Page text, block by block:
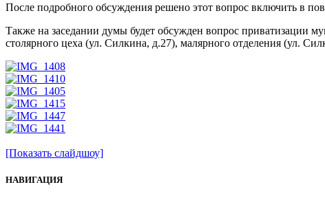
После подробного обсуждения решено этот вопрос включить в
Также на заседании думы будет обсужден вопрос приватизации
столярного цеха (ул. Силкина, д.27), малярного отделения (ул.
[Показать слайдшоу]
НАВИГАЦИЯ